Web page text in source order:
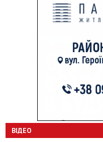
ВІДЕО